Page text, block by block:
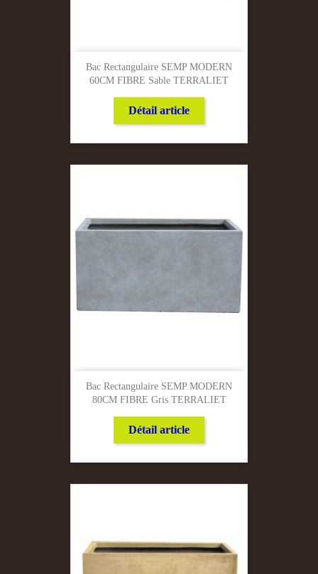
Bac Rectangulaire SEMP MODERN
60CM FIBRE Sable TERRALIET
Détail article
Bac Rectangulaire SEMP MODERN
80CM FIBRE Gris TERRALIET
Détail article